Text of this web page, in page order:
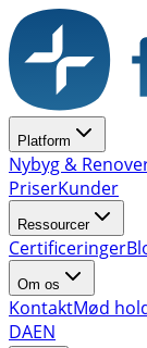
Platform
Nybyg &
PriserKunder
Ressourcer
Certificeringer
Om os
KontaktMød
DAEN